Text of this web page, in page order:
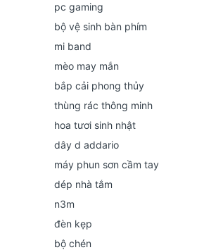
pc gaming
bộ vệ sinh bàn phím
mi band
mèo may mắn
bắp cải phong thủy
thùng rác thông minh
hoa tươi sinh nhật
dây d addario
máy phun sơn cầm tay
dép nhà tắm
n3m
đèn kẹp
bộ chén